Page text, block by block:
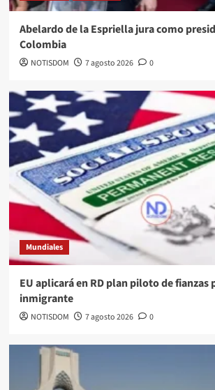
Abelardo de la Espriella jura como
Colombia
NOTISDOM 7 agosto 2026 0
Mundiales
EU aplicará en RD plan piloto de fianzas
inmigrante
NOTISDOM 7 agosto 2026 0